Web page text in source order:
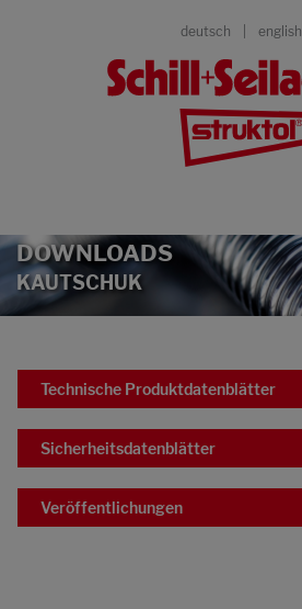
deutsch english
DOWNLOADS
KAUTSCHUK
Technische Produktdatenblätter
Sicherheitsdatenblätter
Veröffentlichungen